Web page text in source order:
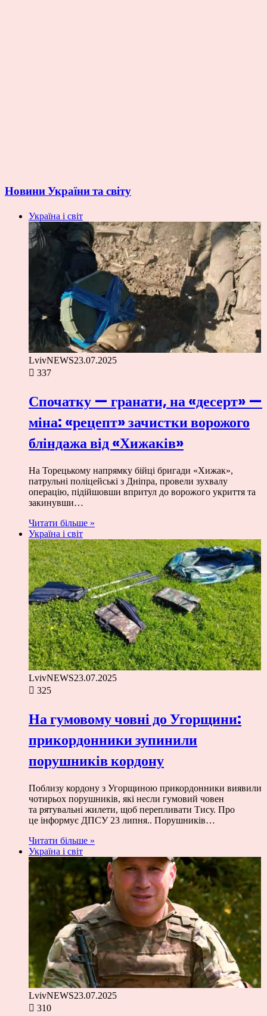
Новини України та світу
Україна і світ
LvivNEWS23.07.2025
337
Спочатку — гранати, на «десерт» —
міна: «рецепт» зачистки ворожого
бліндажа від «Хижаків»
На Торецькому напрямку бійці бригади «Хижак»,
патрульні поліцейські з Дніпра, провели зухвалу
операцію, підійшовши впритул до ворожого укриття та
закинувши…
Читати більше »
Україна і світ
LvivNEWS23.07.2025
325
На гумовому човні до Угорщини:
прикордонники зупинили
порушників кордону
Поблизу кордону з Угорщиною прикордонники виявили
чотирьох порушників, які несли гумовий човен
та рятувальні жилети, щоб перепливати Тису. Про
це інформує ДПСУ 23 липня.. Порушників…
Читати більше »
Україна і світ
LvivNEWS23.07.2025
310